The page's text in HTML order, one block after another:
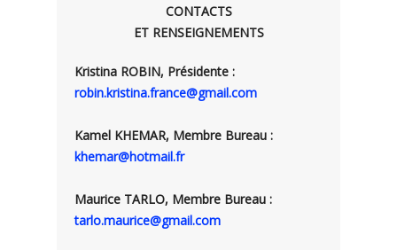
CONTACTS
ET RENSEIGNEMENTS
Kristina ROBIN, Présidente :
robin.kristina.france@gmail.com
Kamel KHEMAR, Membre Bureau :
khemar@hotmail.fr
Maurice TARLO, Membre Bureau :
tarlo.maurice@gmail.com